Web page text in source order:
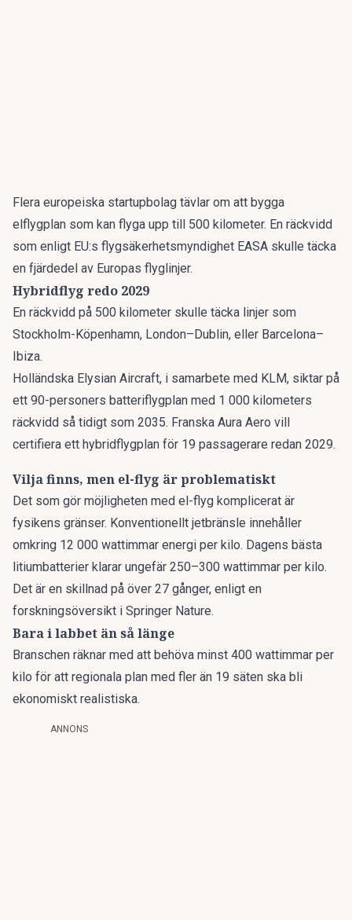
Flera europeiska startupbolag tävlar om att bygga
elflygplan som kan flyga upp till 500 kilometer. En räckvidd
som enligt EU:s flygsäkerhetsmyndighet EASA skulle täcka
en fjärdedel av Europas flyglinjer.
Hybridflyg redo 2029
En räckvidd på 500 kilometer skulle täcka linjer som
Stockholm-Köpenhamn, London–Dublin, eller Barcelona–
Ibiza.
Holländska Elysian Aircraft, i samarbete med KLM, siktar på
ett 90-personers batteriflygplan med 1 000 kilometers
räckvidd så tidigt som 2035. Franska Aura Aero vill
certifiera ett hybridflygplan för 19 passagerare redan 2029.
Vilja finns, men el-flyg är problematiskt
Det som gör möjligheten med el-flyg komplicerat är
fysikens gränser. Konventionellt jetbränsle innehåller
omkring 12 000 wattimmar energi per kilo. Dagens bästa
litiumbatterier klarar ungefär 250–300 wattimmar per kilo.
Det är en skillnad på över 27 gånger, enligt en
forskningsöversikt i Springer Nature.
Bara i labbet än så länge
Branschen räknar med att behöva minst 400 wattimmar per
kilo för att regionala plan med fler än 19 säten ska bli
ekonomiskt realistiska.
ANNONS